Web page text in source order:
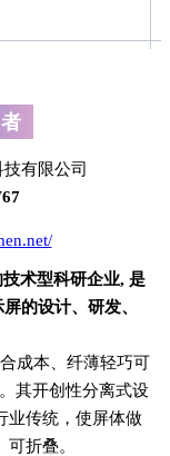
有限公司
术型科研企业, 是
的设计、研发、
成本、纤薄轻巧可
其开创性分离式设
业传统，使屏体做
折叠。